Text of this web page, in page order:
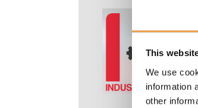
This
We use
information
other